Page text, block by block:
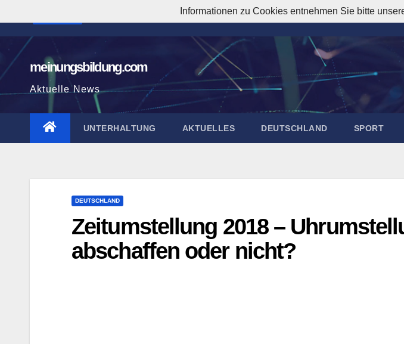
Inhalt
springen
meinungsbildung.com
Aktuelle News
UNTERHALTUNG AKTUELLES DEUTSCHLAND SPORT
DEUTSCHLAND
Zeitumstellung 2018 –
abschaffen oder nicht?
Informationen zu Cookies entnehmen Sie bitte